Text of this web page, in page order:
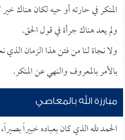
المنكر في حارته أو حيه لكان هناك
ولم يعد هناك جرأة في قول الحق.
ولا نجاة لنا من فتن هذا الزمان الذي
بالأمر بالمعروف والنهي عن المنكر.
مبارزة الله بالمعاصي
الحمد لله الذي كان بعباده خبيراً